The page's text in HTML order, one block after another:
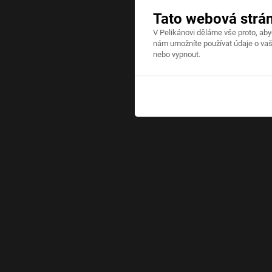
Tato webová
V Pelikánovi děláme vše proto,
nám umožníte používat údaje o
nebo vypnout.